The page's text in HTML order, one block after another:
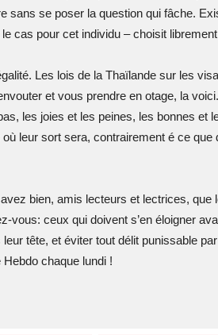
sans se poser la question qui fâche.
cas pour cet individu – choisit
Les lois de la Thaïlande sur les
et vous prendre en otage, la
les joies et les peines, les bonnes et
leur sort sera, contrairement é ce
bien, amis lecteurs et lectrices, que
vous: ceux qui doivent s’en éloigner
tête, et éviter tout délit punissable
chaque lundi !